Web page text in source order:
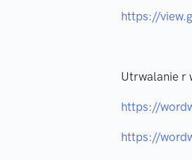
https://
Utrwalanie r
https://
https://